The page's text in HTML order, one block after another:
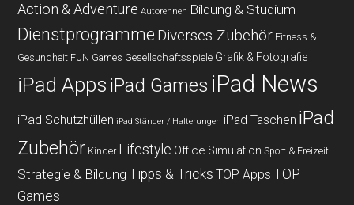
Action & Adventure Autorennen Bildung & Studium
Dienstprogramme Diverses Zubehör Fitness &
Gesundheit FUN Games Gesellschaftsspiele Grafik & Fotografie
iPad Apps iPad Games iPad News
iPad Schutzhüllen iPad Ständer / Halterungen iPad Taschen iPad
Zubehör Kinder Lifestyle Office Simulation Sport & Freizeit
Strategie & Bildung Tipps & Tricks TOP Apps TOP
Games